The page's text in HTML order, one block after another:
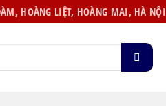
HOÀNG LIỆT, HOÀNG MAI, HÀ NỘI